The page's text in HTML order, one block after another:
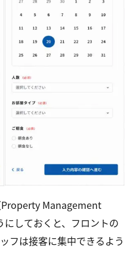
Property Management
しておくと、フロントの
フは接客に集中できるよう